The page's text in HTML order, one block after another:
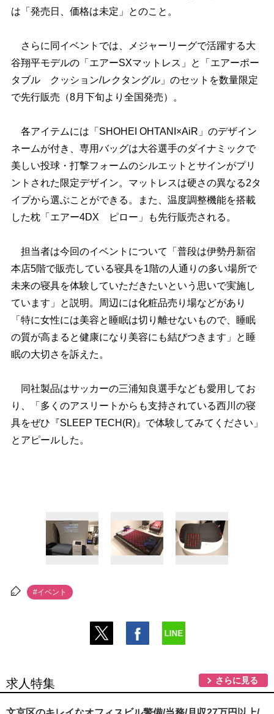
は「発売日、価格は未定」とのこと。
さらに同イベントでは、メジャーリーグで活躍する大
谷翔平モデルの「エアーSXマットレス」と「エアーポー
タブル クッション/レクタングル」のセットを数量限定
で先行販売（8月下旬より全国発売）。
各アイテムには「SHOHEI OHTANI×AiR」のデザイン
ネームが付き、専用バッグは大谷選手のダイナミックで
美しい投球・打撃フォームのシルエットとサインがプリ
ントされた限定デザイン。マットレスは硬さの異なる2タ
イプから選ぶことができる。また、温度調整機能を搭載
した枕「エアー4DX ピロー」も先行販売される。
担当者は今回のイベントについて「普段は伊勢丹新宿
本店5階で販売している寝具を1階の人通りの多い場所で
未来の寝具を体験していただきたいという思いで実施し
ています」と説明。周辺には化粧品売り場などがあり
「特に女性には美容と睡眠は切り離せないもので、睡眠
の質が高まると健康になり美容にも結びつきます」と睡
眠の大切さを訴えた。
同社製品はサッカーの三浦知良選手なども愛用してお
り、「多くのアスリートからも支持されている西川の寝
具をぜひ『SLEEP TECH(R)』で体験してみてください」
とアピールした。
#イベント
求人特集 さらに見る